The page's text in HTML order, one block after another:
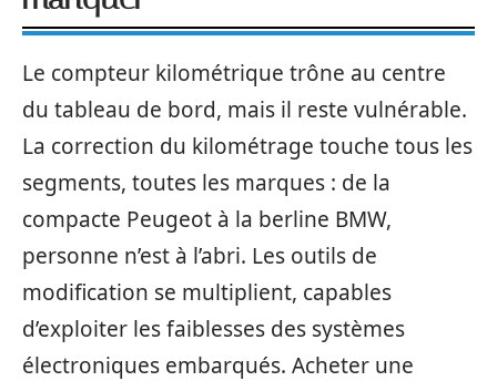
Le compteur kilométrique trône au centre
du tableau de bord, mais il reste vulnérable.
La correction du kilométrage touche tous les
segments, toutes les marques : de la
compacte Peugeot à la berline BMW,
personne n’est à l’abri. Les outils de
modification se multiplient, capables
d’exploiter les faiblesses des systèmes
électroniques embarqués. Acheter une